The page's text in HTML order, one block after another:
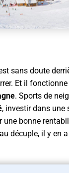
sans doute
Et il
. Sports de
, investir dans une
une bonne
décuple, il y en